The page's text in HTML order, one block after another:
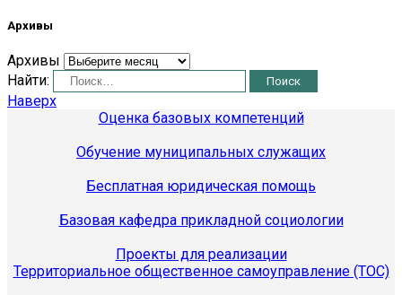
Архивы
Архивы
Найти:
Наверх
Оценка базовых компетенций
Обучение муниципальных служащих
Бесплатная юридическая помощь
Базовая кафедра прикладной социологии
Проекты для реализации
Территориальное общественное самоуправление (ТОС)